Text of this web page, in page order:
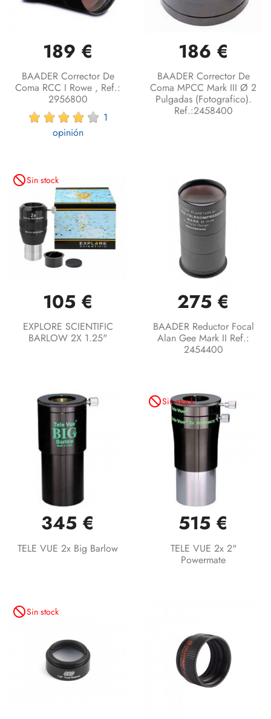
189 €
BAADER Corrector De
Coma RCC I Rowe , Ref.:
2956800
1
opinión
186 €
BAADER Corrector De
Coma MPCC Mark III Ø 2
Pulgadas (fotografico).
Ref.:2458400
not_interestedSin stock
105 €
EXPLORE SCIENTIFIC
BARLOW 2X 1.25"
275 €
BAADER Reductor Focal
Alan Gee Mark II Ref.:
2454400
345 €
TELE VUE 2x Big Barlow
not_interestedSin stock
515 €
TELE VUE 2x 2"
Powermate
not_interestedSin stock